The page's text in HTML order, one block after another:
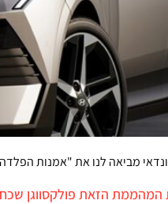
מביאה לנו את "אמנות
הזאת פולקסווגן